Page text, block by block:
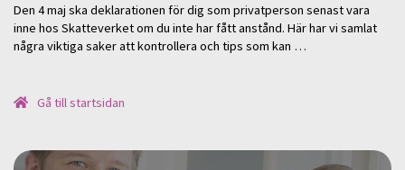
Den 4 maj ska deklarationen för dig som privatperson senast vara
inne hos Skatteverket om du inte har fått anstånd. Här har vi samlat
några viktiga saker att kontrollera och tips som kan …
Gå till startsidan